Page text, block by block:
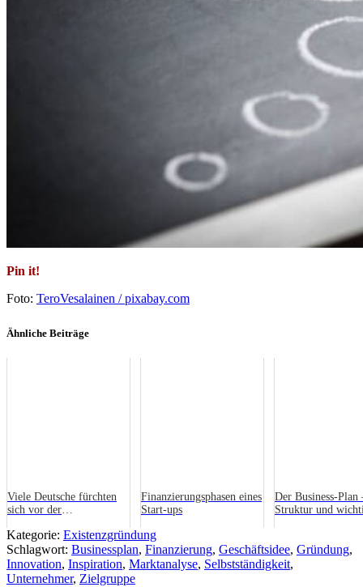
Pin it!
Foto: TeroVesalainen / pixabay.com
Ähnliche Beiträge
Viele Deutsche fürchten
sich vor der
Finanzierungsphasen eines
Start-ups
Der Business-Plan
Struktur und
Kategorie: Existenzgründung
Schlagwort: Businessplan, Finanzierung, Geschäftsidee, Gründung,
Innovation, Inspiration, Marktanalyse, Selbstständigkeit,
Unternehmer, Zielgruppe